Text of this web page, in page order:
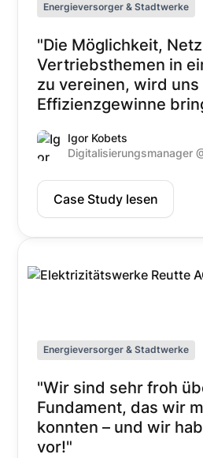
Energieversorger & Stadtwerke
"Die Möglichkeit,
Vertriebsthemen in
zu vereinen, wird
Effizienzgewinne
Igor Kobets
Digitalisierungsmanager
Case Study lesen
Energieversorger & Stadtwerke
"Wir sind sehr froh
Fundament, das wir
konnten – und wir
vor!"